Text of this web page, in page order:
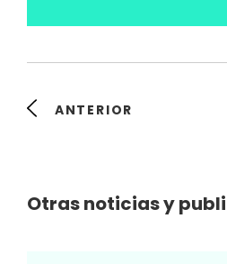
ANTERIOR
Otras noticias y